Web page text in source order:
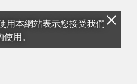
用本網站表示您接受我們
用。